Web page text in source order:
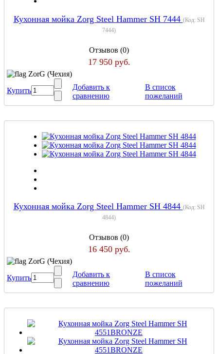
Кухонная мойка Zorg Steel Hammer SH 7444 (Код: SH
7444)
Отзывов (0)
17 950 руб.
ZorG (Чехия)
Купить
Добавить к
сравнению
В список
пожеланий
Кухонная мойка Zorg Steel Hammer SH 4844 (Код: SH
4844)
Отзывов (0)
16 450 руб.
ZorG (Чехия)
Купить
Добавить к
сравнению
В список
пожеланий